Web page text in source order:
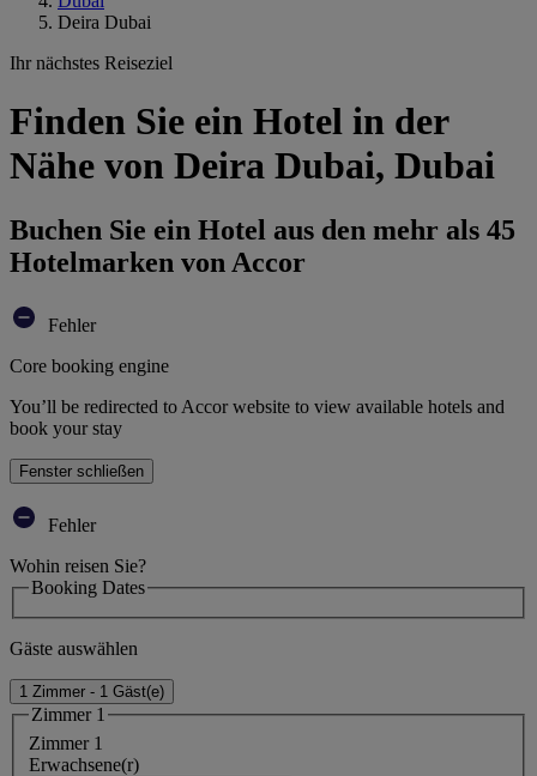
Deira Dubai
Ihr nächstes Reiseziel
Finden Sie ein Hotel in der
Nähe von Deira Dubai, Dubai
Buchen Sie ein Hotel aus den mehr als 45
Hotelmarken von Accor
Fehler
Core booking engine
You’ll be redirected to Accor website to view available hotels and
book your stay
Fenster schließen
Fehler
Wohin reisen Sie?
Booking Dates
Gäste auswählen
1 Zimmer - 1 Gäst(e)
Zimmer 1
Zimmer 1
Erwachsene(r)